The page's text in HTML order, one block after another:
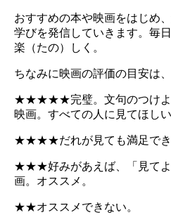
おすすめの本や映画をはじめ
学びを発信していきます。毎
楽（たの）しく。
ちなみに映画の評価の目安は、
★★★★★完璧。文句のつけよ
映画。すべての人に見てほしい
★★★★だれが見ても満足でき
★★★好みがあえば、「見てよ
画。オススメ。
★★オススメできない。